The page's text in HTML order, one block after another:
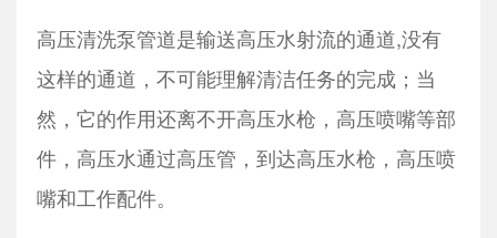
高压清洗泵管道是输送高压水射流的通道,没有
这样的通道，不可能理解清洁任务的完成；当
然，它的作用还离不开高压水枪，高压喷嘴等部
件，高压水通过高压管，到达高压水枪，高压喷
嘴和工作配件。